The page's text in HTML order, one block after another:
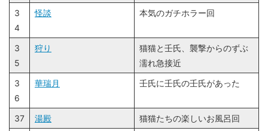
3
4
怪談 本気のガチホラー回
3
5
狩り
猫猫と壬氏、襲撃からのずぶ
濡れ急接近
3
6
華瑞月 壬氏に壬氏の壬氏があった
37 湯殿
猫猫たちの楽しいお風呂回